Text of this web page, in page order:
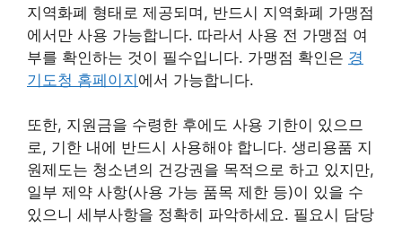
지역화폐 형태로 제공되며, 반드시 지역화폐 가맹점
에서만 사용 가능합니다. 따라서 사용 전 가맹점 여
부를 확인하는 것이 필수입니다. 가맹점 확인은 경
기도청 홈페이지에서 가능합니다.
또한, 지원금을 수령한 후에도 사용 기한이 있으므
로, 기한 내에 반드시 사용해야 합니다. 생리용품 지
원제도는 청소년의 건강권을 목적으로 하고 있지만,
일부 제약 사항(사용 가능 품목 제한 등)이 있을 수
있으니 세부사항을 정확히 파악하세요. 필요시 담당